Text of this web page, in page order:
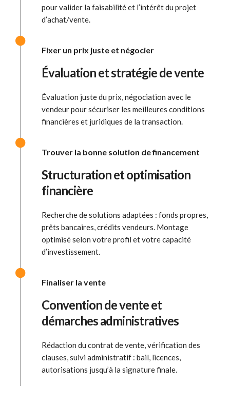
pour valider la faisabilité et l’intérêt du projet
d’achat/vente.
Fixer un prix juste et négocier
Évaluation et stratégie de vente
Évaluation juste du prix, négociation avec le
vendeur pour sécuriser les meilleures conditions
financières et juridiques de la transaction.
Trouver la bonne solution de financement
Structuration et optimisation
financière
Recherche de solutions adaptées : fonds propres,
prêts bancaires, crédits vendeurs. Montage
optimisé selon votre profil et votre capacité
d’investissement.
Finaliser la vente
Convention de vente et
démarches administratives
Rédaction du contrat de vente, vérification des
clauses, suivi administratif : bail, licences,
autorisations jusqu’à la signature finale.